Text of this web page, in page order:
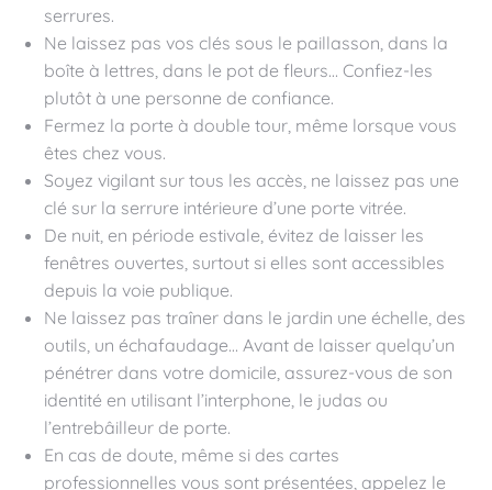
serrures.
Ne laissez pas vos clés sous le paillasson, dans la
boîte à lettres, dans le pot de fleurs… Confiez-les
plutôt à une personne de confiance.
Fermez la porte à double tour, même lorsque vous
êtes chez vous.
Soyez vigilant sur tous les accès, ne laissez pas une
clé sur la serrure intérieure d’une porte vitrée.
De nuit, en période estivale, évitez de laisser les
fenêtres ouvertes, surtout si elles sont accessibles
depuis la voie publique.
Ne laissez pas traîner dans le jardin une échelle, des
outils, un échafaudage… Avant de laisser quelqu’un
pénétrer dans votre domicile, assurez-vous de son
identité en utilisant l’interphone, le judas ou
l’entrebâilleur de porte.
En cas de doute, même si des cartes
professionnelles vous sont présentées, appelez le